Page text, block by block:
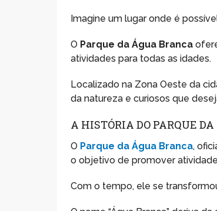
Imagine um lugar onde é
O Parque da Água Branca
atividades para todas as idades.
Localizado na Zona Oeste da
da natureza e curiosos que
A HISTÓRIA DO PARQUE
O Parque da Água Branca,
o objetivo de promover
Com o tempo, ele se